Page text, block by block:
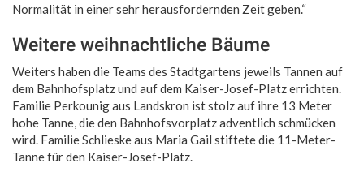
Normalität in einer sehr herausfordernden Zeit geben.“
Weitere weihnachtliche Bäume
Weiters haben die Teams des Stadtgartens jeweils Tannen auf
dem Bahnhofsplatz und auf dem Kaiser-Josef-Platz errichten.
Familie Perkounig aus Landskron ist stolz auf ihre 13 Meter
hohe Tanne, die den Bahnhofsvorplatz adventlich schmücken
wird. Familie Schlieske aus Maria Gail stiftete die 11-Meter-
Tanne für den Kaiser-Josef-Platz.